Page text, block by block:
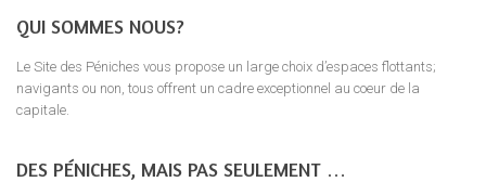
QUI SOMMES NOUS?
Le Site des Péniches vous propose un large choix d’espaces flottants;
navigants ou non, tous offrent un cadre exceptionnel au coeur de la
capitale.
DES PÉNICHES, MAIS PAS SEULEMENT …